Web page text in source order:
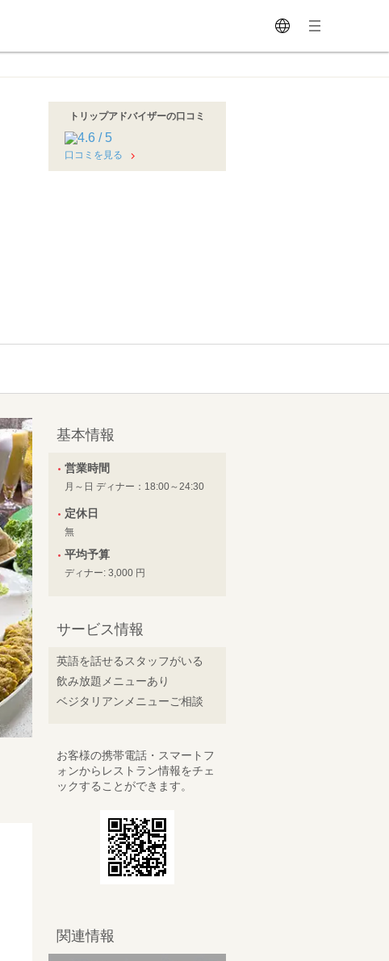
トリップアドバイザーの口コミ
口コミを見る
基本情報
営業時間
月～日 ディナー：18:00～24:30
定休日
無
平均予算
ディナー: 3,000 円
サービス情報
英語を話せるスタッフがいる
飲み放題メニューあり
ベジタリアンメニューご相談
お客様の携帯電話・スマートフ
ォンからレストラン情報をチェ
ックすることができます。
関連情報